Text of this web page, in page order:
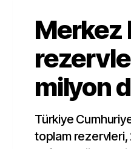
Merkez
milyon
Türkiye
toplam rezervleri,